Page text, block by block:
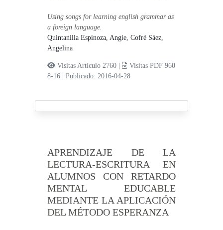
Using songs for learning english grammar as
a foreign language.
Quintanilla Espinoza, Angie,Cofré Sáez,
Angelina
Visitas Artículo 2760 |
Visitas PDF 960
8-16
|Publicado: 2016-04-28
APRENDIZAJE DE LA
LECTURA-ESCRITURA EN
ALUMNOS CON RETARDO
MENTAL EDUCABLE
MEDIANTE LA APLICACIÓN
DEL MÉTODO ESPERANZA